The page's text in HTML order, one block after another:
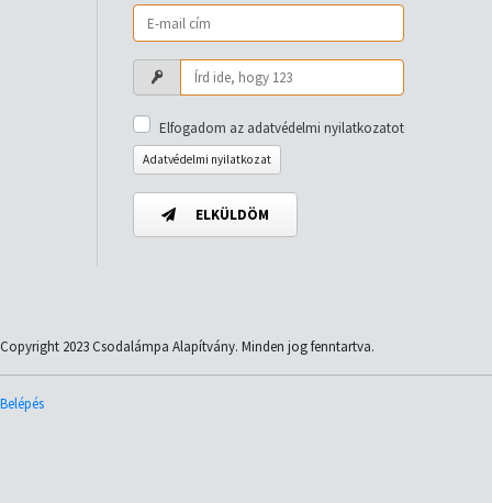
Elfogadom az adatvédelmi nyilatkozatot
Adatvédelmi nyilatkozat
ELKÜLDÖM
Copyright 2023 Csodalámpa Alapítvány. Minden jog fenntartva.
Belépés